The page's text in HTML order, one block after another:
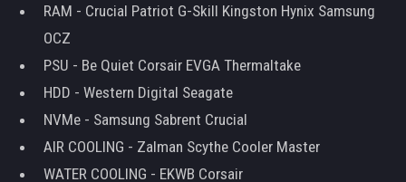
RAM - Crucial Patriot G-Skill Kingston Hynix Samsung
OCZ
PSU - Be Quiet Corsair EVGA Thermaltake
HDD - Western Digital Seagate
NVMe - Samsung Sabrent Crucial
AIR COOLING - Zalman Scythe Cooler Master
WATER COOLING - EKWB Corsair